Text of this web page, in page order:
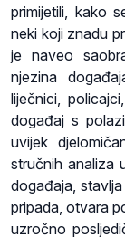
primijetili, kako
neki koji znadu
je naveo
njezina
liječnici,
događaj s
uvijek
stručnih analiza
događaja,
pripada, otvara
uzročno